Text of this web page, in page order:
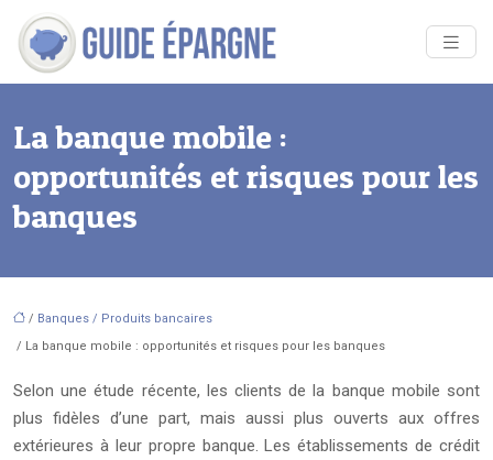
La banque mobile :
opportunités et risques pour les
banques
/ Banques / Produits bancaires
/ La banque mobile : opportunités et risques pour les banques
Selon une étude récente, les clients de la banque mobile sont
plus fidèles d’une part, mais aussi plus ouverts aux offres
extérieures à leur propre banque. Les établissements de crédit